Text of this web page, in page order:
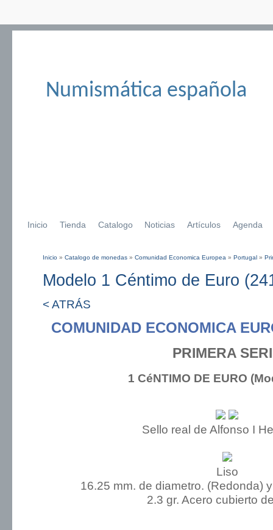
Numismática española
Inicio Tienda Catalogo Noticias Artículos Agenda
Inicio » Catalogo de monedas » Comunidad Economica Europea » Portugal »
Modelo 1 Céntimo de Euro
< ATRÁS
COMUNIDAD ECONOMICA
PRIMERA
1 CéNTIMO DE EURO
Sello real de Alfonso I
Liso
16.25 mm. de diametro. (Redonda)
2.3 gr. Acero cubierto